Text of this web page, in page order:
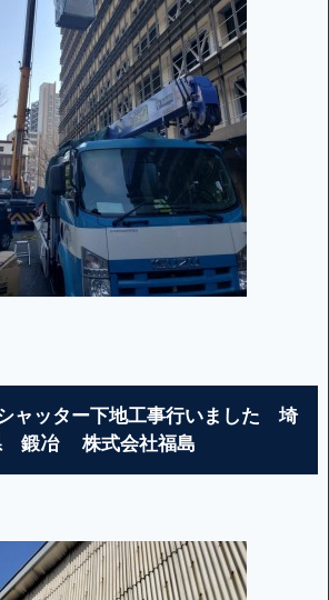
ャッター下地工事行いました 埼
鍛冶 株式会社福島